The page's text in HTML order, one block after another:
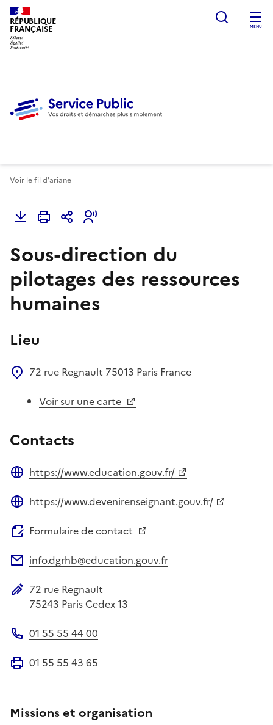
RÉPUBLIQUE
FRANÇAISE
Ouvrir
MENU
Voir le fil d'ariane
Sous-direction du
pilotages des ressources
humaines
Lieu
72 rue Regnault 75013 Paris France
Voir sur une carte
Contacts
https://www.education.gouv.fr/
https://www.devenirenseignant.gouv.fr/
Formulaire de contact
info.dgrhb@education.gouv.fr
Adresse postale
72 rue Regnault
75243 Paris Cedex 13
01 55 55 44 00
01 55 55 43 65
Missions et organisation